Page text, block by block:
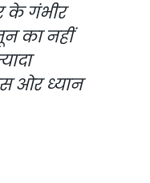
के गंभीर
का नहीं
ओर ध्यान